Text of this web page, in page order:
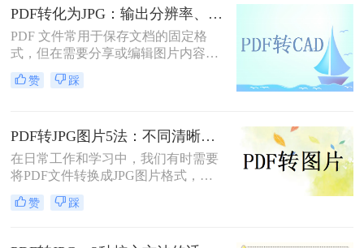
PDF转化为JPG：输出分辨率、色彩模式和压缩率的设置指南！
PDF 文件常用于保存文档的固定格
式，但在需要分享或编辑图片内容
时，JPG 格式更为灵活。那么pdf如何
转化为jpg呢？本文将详细介绍几种常
赞 踩
PDF转JPG图片5法：不同清晰度需求下的最优选择！
在日常工作和学习中，我们有时需要
将PDF文件转换成JPG图片格式，以
便于在社交媒体、网站或打印设备上
展示和分享。那么pdf怎么转换成jpg
成JPG图片的方法。每种方法都有其
赞 踩